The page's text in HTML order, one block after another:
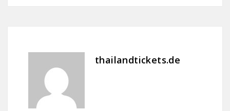
thailandtickets.de